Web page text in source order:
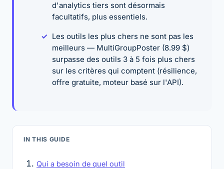
d'analytics tiers sont désormais
facultatifs, plus essentiels.
Les outils les plus chers ne sont pas les
meilleurs — MultiGroupPoster (8.99 $)
surpasse des outils 3 à 5 fois plus chers
sur les critères qui comptent (résilience,
offre gratuite, moteur basé sur l'API).
IN THIS GUIDE
Qui a besoin de quel outil